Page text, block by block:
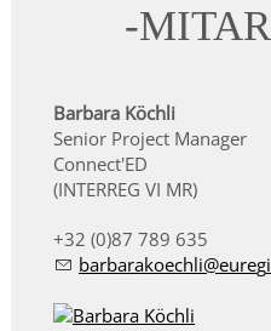
-
Barbara Köchli
Senior Project Manager
Connect'ED
(INTERREG VI MR)
+32 (0)87 789 635
b rb r k chl r g